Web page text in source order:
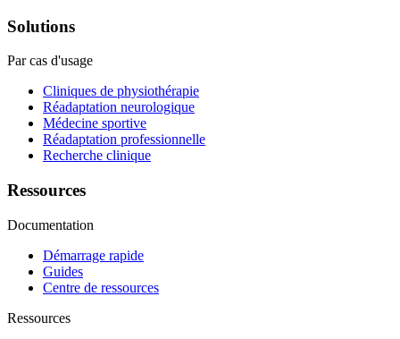
Solutions
Par cas d'usage
Cliniques de physiothérapie
Réadaptation neurologique
Médecine sportive
Réadaptation professionnelle
Recherche clinique
Ressources
Documentation
Démarrage rapide
Guides
Centre de ressources
Ressources